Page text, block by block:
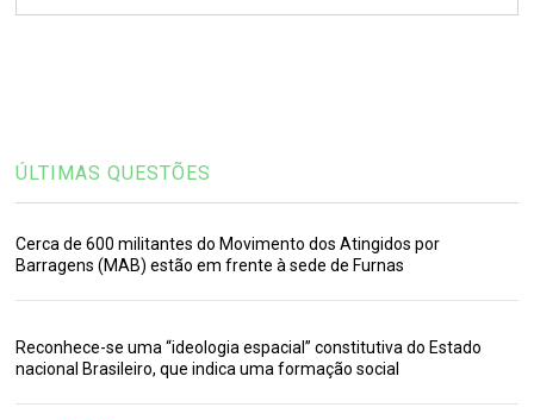
ÚLTIMAS QUESTÕES
Cerca de 600 militantes do Movimento dos Atingidos por
Barragens (MAB) estão em frente à sede de Furnas
Reconhece-se uma “ideologia espacial” constitutiva do Estado
nacional Brasileiro, que indica uma formação social